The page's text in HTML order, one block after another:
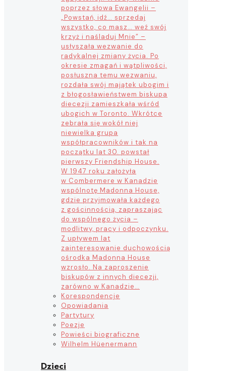
poprzez słowa Ewangelii –
„Powstań, idź… sprzedaj
wszystko, co masz… weź swój
krzyż i naśladuj Mnie” –
usłyszała wezwanie do
radykalnej zmiany życia. Po
okresie zmagań i wątpliwości,
posłuszna temu wezwaniu,
rozdała swój majątek ubogim i
z błogosławieństwem biskupa
diecezji zamieszkała wśród
ubogich w Toronto. Wkrótce
zebrała się wokół niej
niewielka grupa
współpracowników i tak na
początku lat 30. powstał
pierwszy Friendship House.
W 1947 roku założyła
w Combermere w Kanadzie
wspólnotę Madonna House,
gdzie przyjmowała każdego
z gościnnością, zapraszając
do wspólnego życia –
modlitwy, pracy i odpoczynku.
Z upływem lat
zainteresowanie duchowością
ośrodka Madonna House
wzrosło. Na zaproszenie
biskupów z innych diecezji,
zarówno w Kanadzie…
Korespondencje
Opowiadania
Partytury
Poezje
Powieści biograficzne
Wilhelm Hüenermann
Dzieci